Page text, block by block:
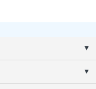
▼
▼